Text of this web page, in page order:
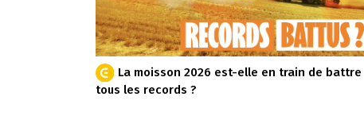
La moisson 2026 est-elle en train de battre
tous les records ?